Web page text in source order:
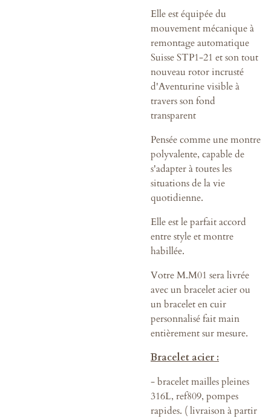
Elle est équipée du
mouvement mécanique à
remontage automatique
Suisse STP1-21 et son tout
nouveau rotor incrusté
d'Aventurine visible à
travers son fond
transparent
Pensée comme une montre
polyvalente, capable de
s'adapter à toutes les
situations de la vie
quotidienne.
Elle est le parfait accord
entre style et montre
habillée.
Votre M.M01 sera livrée
avec un bracelet acier ou
un bracelet en cuir
personnalisé fait main
entièrement sur mesure.
Bracelet acier :
- bracelet mailles pleines
316L, ref809, pompes
rapides. ( livraison à partir